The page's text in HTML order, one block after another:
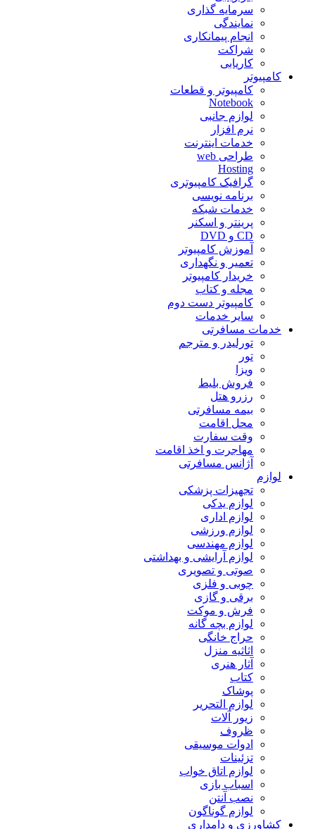
سرمایه گذاری
نمایندگی
انجام پیمانکاری
شراکت
کاریابی
کامپیوتر
کامپیوتر و قطعات
Notebook
لوازم جانبی
نرم افزار
خدمات اینترنت
طراحی web
Hosting
گرافیک کامپیوتری
برنامه نویسی
خدمات شبکه
پرینتر و اسکنر
CD و DVD
آموزش کامپیوتر
تعمیر و نگهداری
خریدار کامپیوتر
مجله و کتاب
کامپیوتر دست دوم
سایر خدمات
خدمات مسافرتی
تورلیدر و مترجم
تور
ویزا
فروش بلیط
رزرو هتل
بیمه مسافرتی
محل اقامت
وقت سفارت
مهاجرت و اخذ اقامت
آژانس مسافرتی
لوازم
تجهیزات پزشکی
لوازم یدکی
لوازم اداری
لوازم ورزشی
لوازم مهندسی
لوازم آرایشی و بهداشتی
صوتی و تصویری
چوبی و فلزی
برقی و گازی
فرش و موکت
لوازم بچه گانه
حراج خانگی
اثاثیه منزل
آثار هنری
کتاب
پوشاک
لوازم التحریر
زیور آلات
ظروف
ادوات موسیقی
تزئینات
لوازم اتاق خواب
اسباب بازی
نصب آنتن
لوازم گوناگون
کشاورزی و دامداری